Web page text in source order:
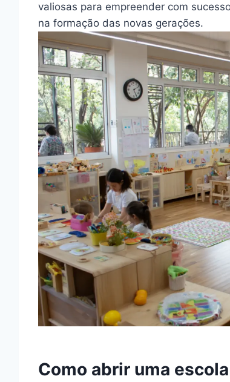
valiosas para empreender com
na formação das novas gerações.
Como abrir uma